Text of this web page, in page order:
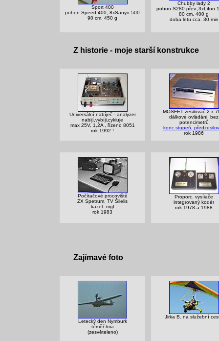
Sport 400
pohon Speed 400, 8xSanyo 500
90 cm, 450 g
Chubby lady 2
pohon S280 přev.,3xLiIon
80 cm, 400 g
doba letu cca. 30 min
Z historie - moje starší konstrukce
Universální nabíječ - analyzer
nabijí,vybíji,cykluje
max 25V, 1,2A , řízeno 8051
rok 1992 !
MOSFET zesilovač 2 x
dálkové ovládáni, bez
potencimetrů
konc.stupeň
rok 1986
Počítačové procoviště
ZX Spetrum, TV Šilelis
kazet. mgf
rok 1983
Proporc. vysíiače
integrovaný kodér
rok 1978 a 1988
Zajímavé foto
Letecký den Nymburk
téměř tma
(zesvěteleno)
Jirka B. na služební